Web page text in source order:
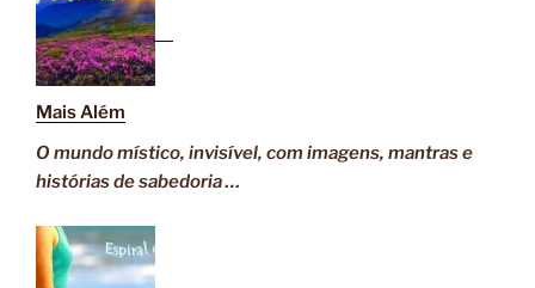
Mais Além
O mundo místico, invisível, com imagens, mantras e
histórias de sabedoria …